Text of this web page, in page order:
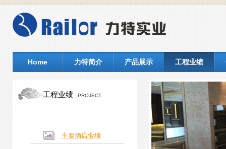
Home 力特简介 产品展示 工程业绩
工程业绩 PROJECT
主要酒店业绩